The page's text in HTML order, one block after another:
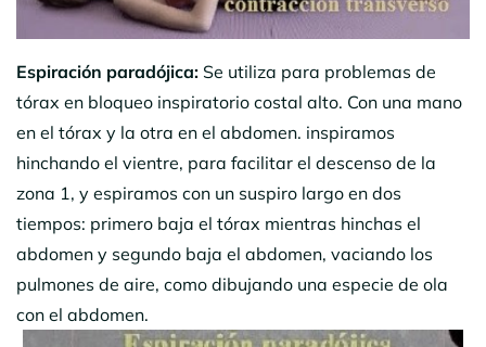
Espiración paradójica: Se utiliza para problemas de
tórax en bloqueo inspiratorio costal alto. Con una mano
en el tórax y la otra en el abdomen. inspiramos
hinchando el vientre, para facilitar el descenso de la
zona 1, y espiramos con un suspiro largo en dos
tiempos: primero baja el tórax mientras hinchas el
abdomen y segundo baja el abdomen, vaciando los
pulmones de aire, como dibujando una especie de ola
con el abdomen.